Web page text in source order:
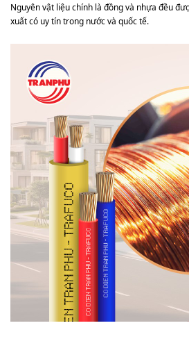
Nguyên vật liệu chính là đồng và nhựa đều
xuất có uy tín trong nước và quốc tế.